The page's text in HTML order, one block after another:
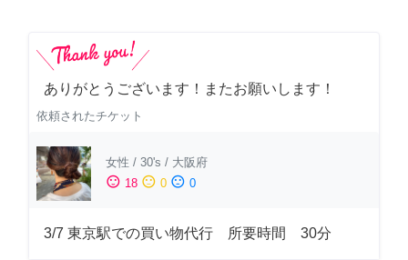
ありがとうございます！またお願いします！
依頼されたチケット
女性 / 30's / 大阪府
sentiment_satisfied 18 sentiment_neutral 0 sentiment_dissatisfied 0
3/7 東京駅での買い物代行 所要時間 30分